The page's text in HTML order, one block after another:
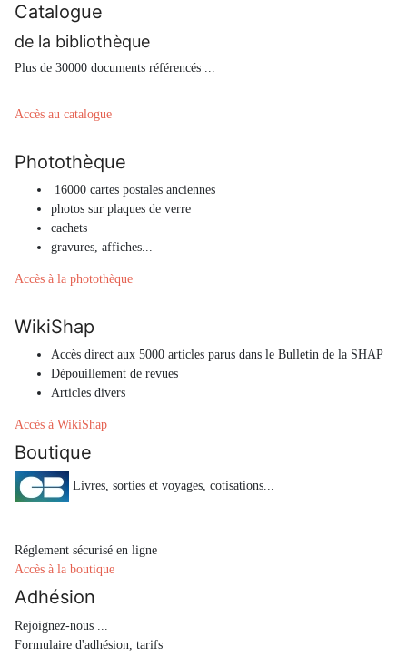
Catalogue
de la bibliothèque
Plus de 30000 documents référencés ...
Accès au catalogue
Photothèque
16000 cartes postales anciennes
photos sur plaques de verre
cachets
gravures, affiches...
Accès à la photothèque
WikiShap
Accès direct aux 5000 articles parus dans le Bulletin de la SHAP
Dépouillement de revues
Articles divers
Accès à WikiShap
Boutique
Livres, sorties et voyages, cotisations...
Réglement sécurisé en ligne
Accès à la boutique
Adhésion
Rejoignez-nous ...
Formulaire d'adhésion, tarifs